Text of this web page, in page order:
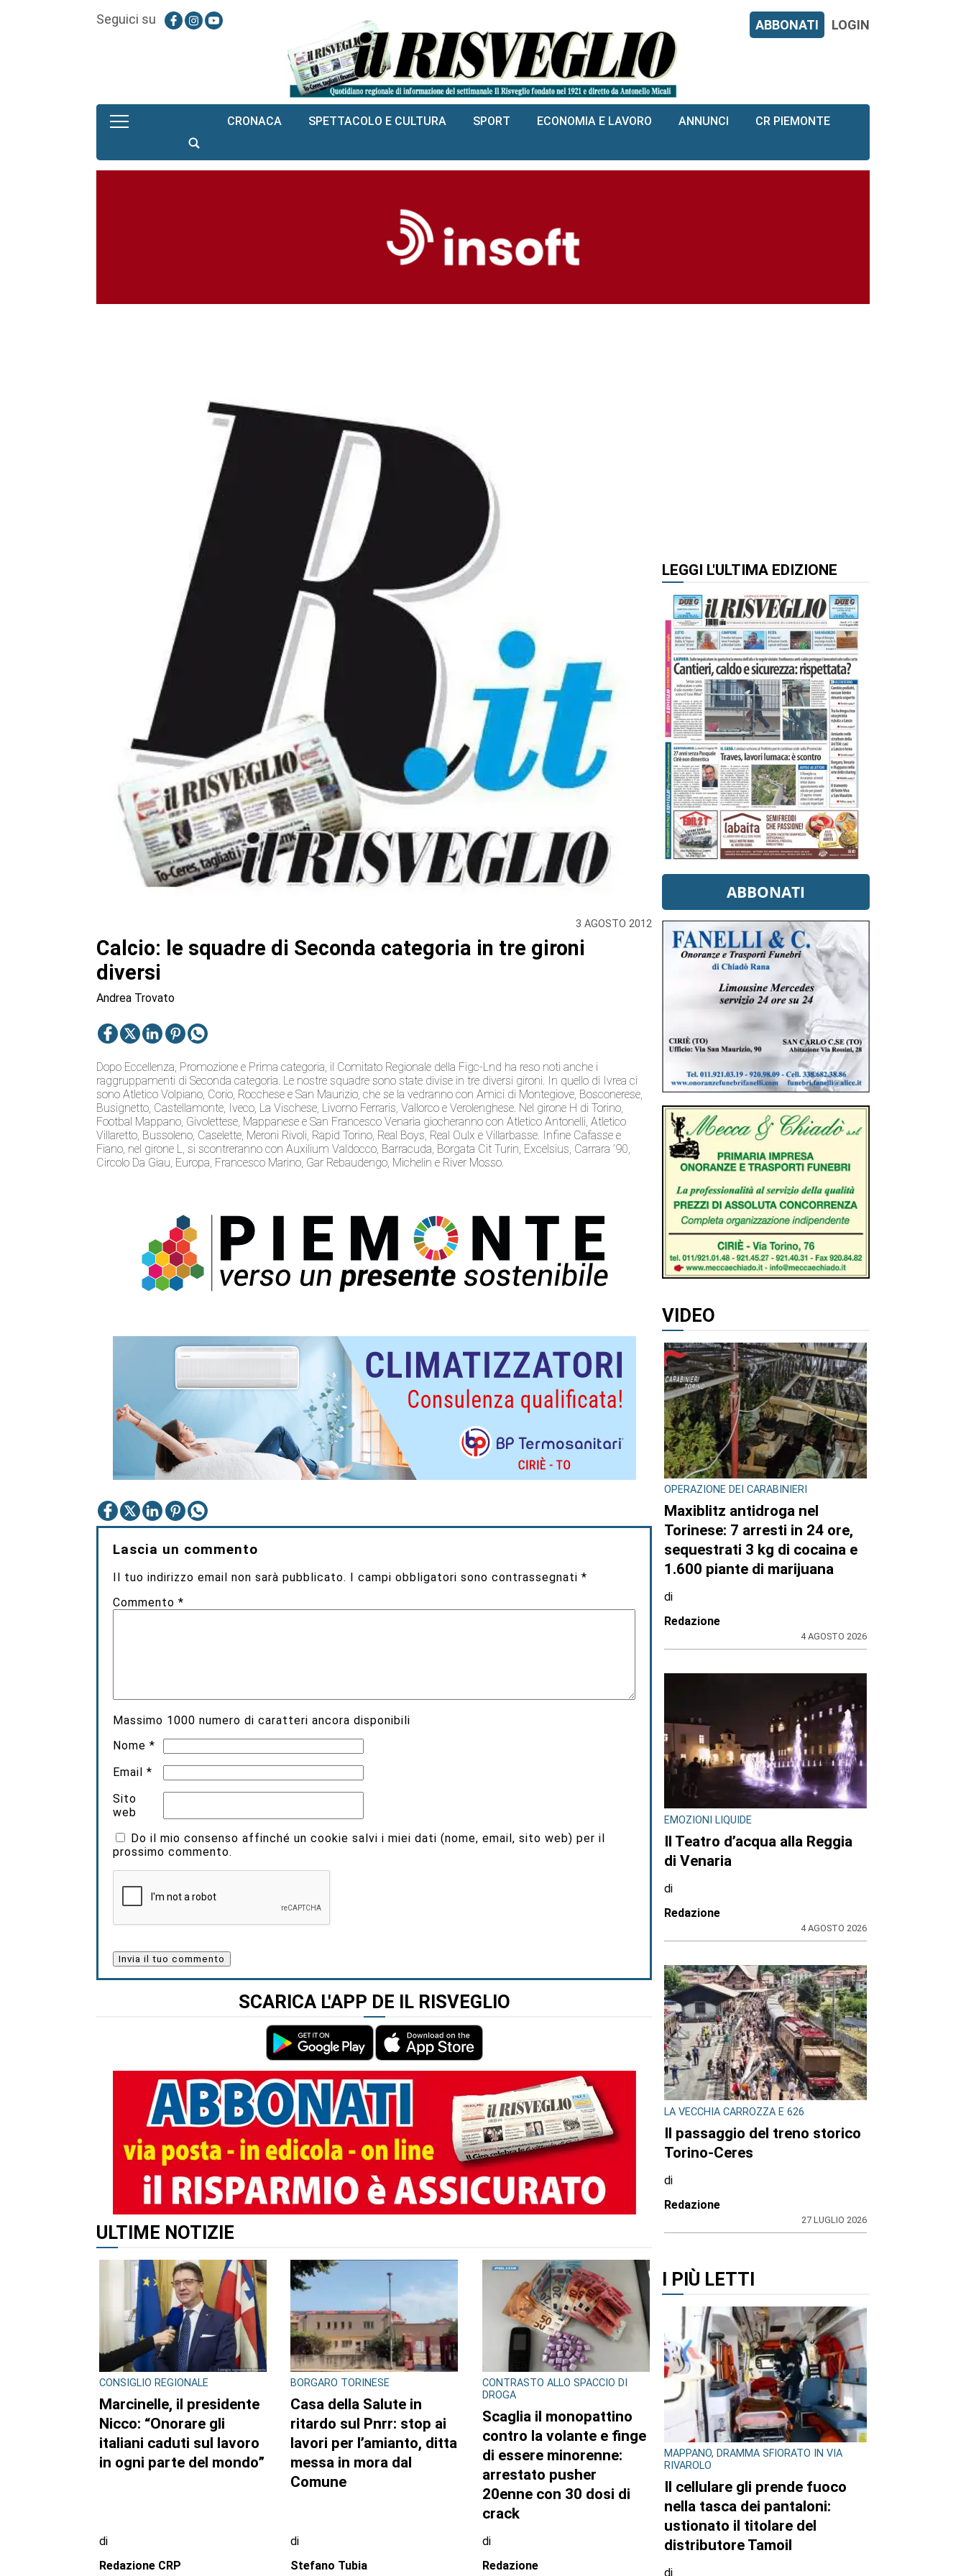
Seguici su ABBONATI LOGIN
CRONACA SPETTACOLO E CULTURA SPORT ECONOMIA E LAVORO ANNUNCI CR PIEMONTE
3 AGOSTO 2012
Calcio: le squadre di Seconda categoria in tre gironi
diversi
Andrea Trovato
Dopo Eccellenza, Promozione e Prima categoria, il Comitato Regionale della Figc-Lnd ha reso noti anche i
raggruppamenti di Seconda categoria. Le nostre squadre sono state divise in tre diversi gironi. In quello di Ivrea ci
sono Atletico Volpiano, Corio, Rocchese e San Maurizio, che se la vedranno con Amici di Montegiove, Bosconerese,
Busignetto, Castellamonte, Iveco, La Vischese, Livorno Ferraris, Vallorco e Verolenghese. Nel girone H di Torino,
Footbal Mappano, Givolettese, Mappanese e San Francesco Venaria giocheranno con Atletico Antonelli, Atletico
Villaretto, Bussoleno, Caselette, Meroni Rivoli, Rapid Torino, Real Boys, Real Oulx e Villarbasse. Infine Cafasse e
Fiano, nel girone L, si scontreranno con Auxilium Valdocco, Barracuda, Borgata Cit Turin, Excelsius, Carrara ’90,
Circolo Da Giau, Europa, Francesco Marino, Gar Rebaudengo, Michelin e River Mosso.
Lascia un commento
Il tuo indirizzo email non sarà pubblicato. I campi obbligatori sono contrassegnati*
Commento*
Massimo 1000 numero di caratteri ancora disponibili
Nome*
Email*
Sito
web
Do il mio consenso affinché un cookie salvi i miei dati (nome, email, sito web) per il
prossimo commento.
SCARICA L'APP DE IL RISVEGLIO
ALTRI ARTICOLI DI QUESTO AUTORE
CONSIGLIO REGIONALE
Marcinelle, il presidente
Nicco: “Onorare gli
italiani caduti sul lavoro
CONSIGLIO REGIONALE
Ambiente e conti
pubblici al centro
dell’attività questa
settimana in Consiglio
CONSIGLIO REGIONALE
A Palazzo Lascaris la
mostra “Romano
Gazzera. Nel regno dei
fiori giganti”
LEGGI L'ULTIMA EDIZIONE
ABBONATI
VIDEO
OPERAZIONE DEI CARABINIERI
Maxiblitz antidroga nel
Torinese: 7 arresti in 24 ore,
sequestrati 3 kg di cocaina e
1.600 piante di marijuana
di
Redazione
4 AGOSTO 2026
EMOZIONI LIQUIDE
Il Teatro d’acqua alla Reggia
di Venaria
di
Redazione
4 AGOSTO 2026
LA VECCHIA CARROZZA E 626
Il passaggio del treno storico
Torino-Ceres
di
Redazione
27 LUGLIO 2026
I PIÙ LETTI
MAPPANO, DRAMMA SFIORATO IN VIA
RIVAROLO
Il cellulare gli prende fuoco
nella tasca dei pantaloni:
ustionato il titolare del
distributore Tamoil
di